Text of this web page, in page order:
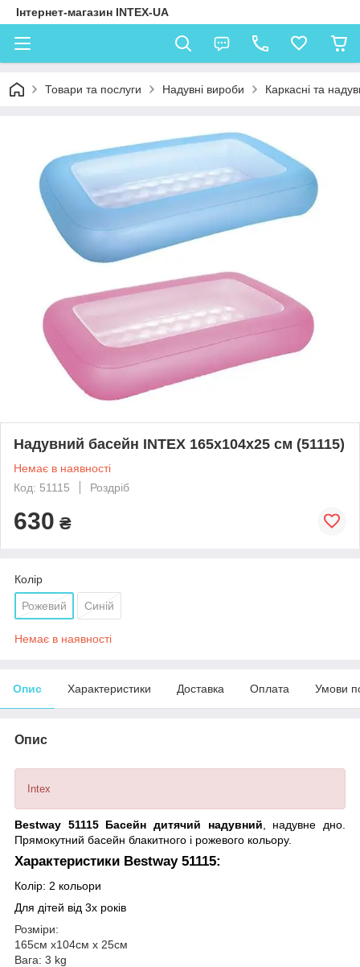
Інтернет-магазин INTEX-UA
Товари та послуги Надувні вироби Каркасні та
Надувний басейн INTEX 165х104х25 см (51115)
Немає в наявності
Код: 51115
Роздріб
630 ₴
Колір
Рожевий Синій
Немає в наявності
Опис Характеристики Доставка Оплата Умови
Опис
Intex
Bestway 51115 Басейн дитячий надувний , надувне дно.
Прямокутний басейн блакитного і рожевого кольору.
Характеристики Bestway 51115:
Колір: 2 кольори
Для дітей від 3х років
Розміри:
165см х104см х 25см
Вага: 3 kg